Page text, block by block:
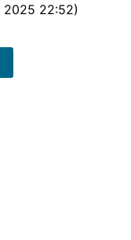
2025 22:52)